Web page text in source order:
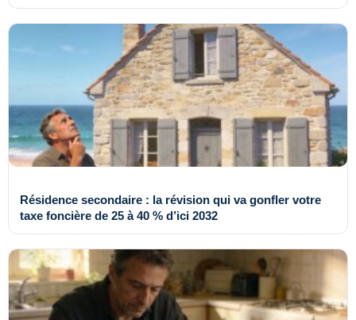
Résidence secondaire : la révision qui va gonfler votre
taxe foncière de 25 à 40 % d’ici 2032